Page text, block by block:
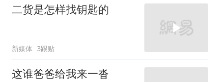
二货是怎样找钥匙的
新媒体 3跟贴
这谁爸爸给我来一沓